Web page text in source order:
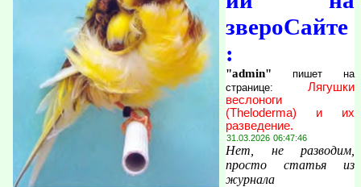
звероСайте
:
"admin" пишет на
странице: Лягушки
веслоноги
(Theloderma) и их
разведение.
31.03.2026 06:47:46
Нет, не разводим,
просто статья из
журнала